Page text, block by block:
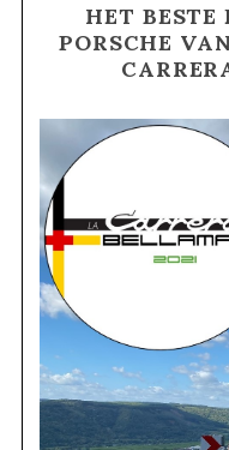
HET BESTE
PORSCHE